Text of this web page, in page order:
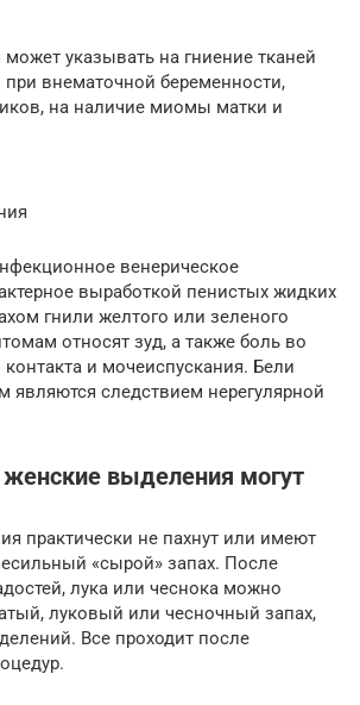
указывать на гниение тканей
внематочной беременности,
на наличие миомы матки и
венерическое
выработкой пенистых жидких
гнили желтого или зеленого
относят зуд, а также боль во
и мочеиспускания. Бели
являются следствием нерегулярной
выделения могут
практически не пахнут или имеют
«сырой» запах. После
лука или чеснока можно
луковый или чесночный запах,
Все проходит после